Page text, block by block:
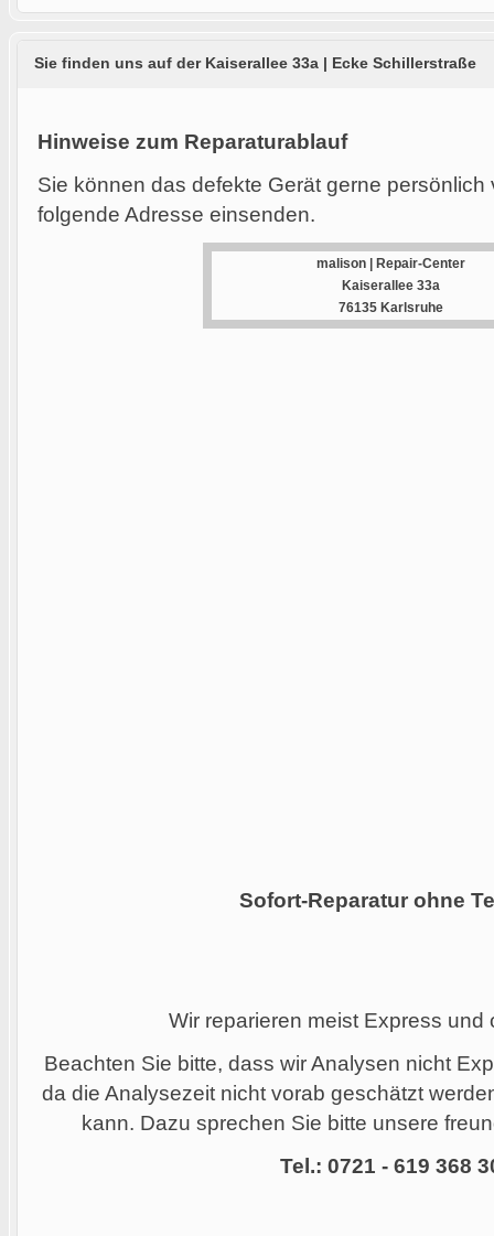
Sie finden uns auf der Kaiserallee 33a | Ecke Schillerstraße
Hinweise zum Reparaturablauf
Sie können das defekte Gerät gerne
folgende Adresse einsenden.
malison | Repair-Center
Kaiserallee 33a
76135 Karlsruhe
Sofort-Reparatur ohne
Wir reparieren meist Express und
Beachten Sie bitte, dass wir Analysen nicht
da die Analysezeit nicht vorab geschätzt
kann. Dazu sprechen Sie bitte unsere
Tel.: 0721 - 619 368